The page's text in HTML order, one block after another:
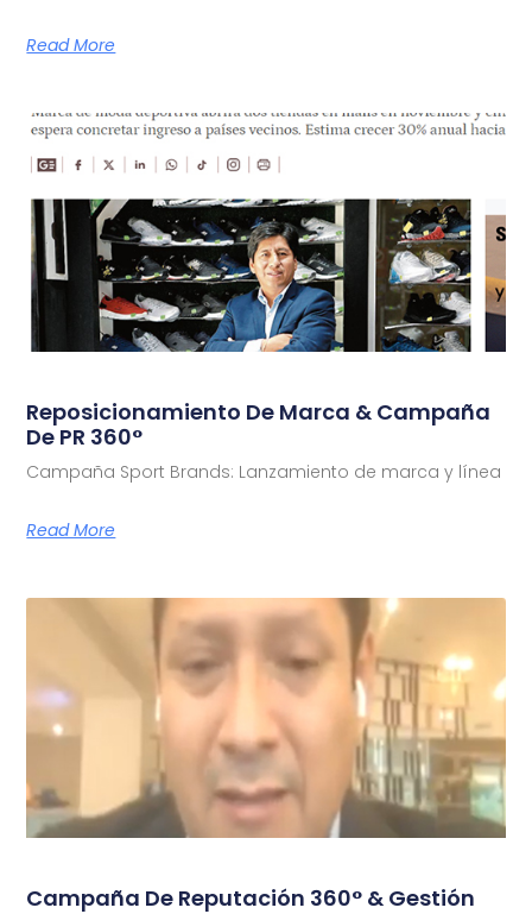
Read More
Reposicionamiento De Marca & Campaña
De PR 360°
Campaña Sport Brands: Lanzamiento de marca y línea
Read More
Campaña De Reputación 360° & Gestión